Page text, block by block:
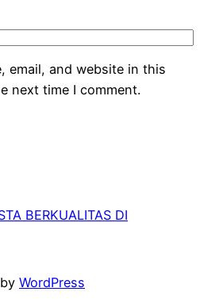
email, and website in this
next time I comment.
BERKUALITAS DI
WordPress